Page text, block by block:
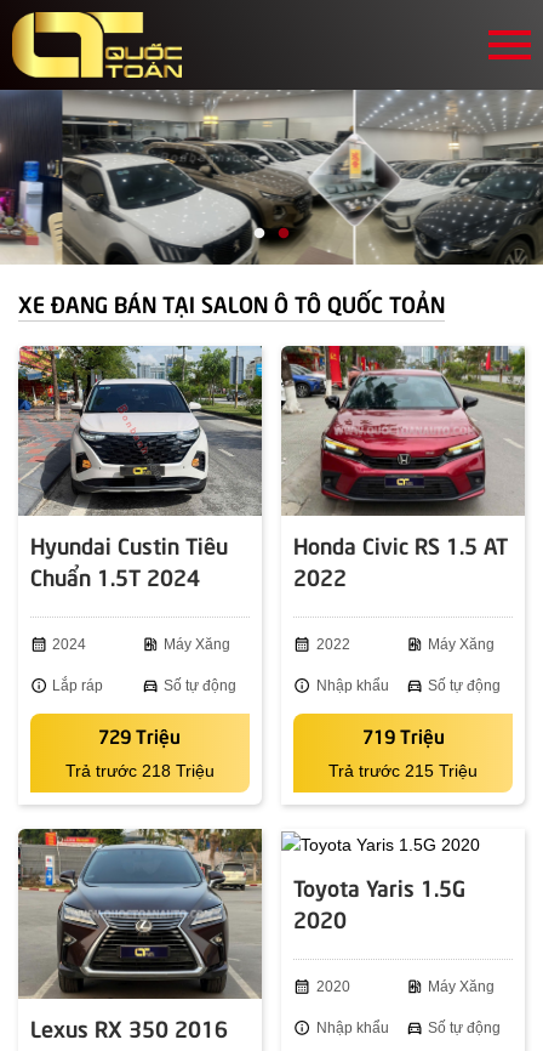
XE ĐANG BÁN TẠI SALON Ô TÔ QUỐC TOẢN
Hyundai Custin Tiêu
Chuẩn 1.5T 2024
calendar_month 2024 ev_station Máy Xăng
info Lắp ráp directions_car Số tự động
729 Triệu
Trả trước 218 Triệu
Honda Civic RS 1.5 AT
2022
calendar_month 2022 ev_station Máy Xăng
info Nhập khẩu directions_car Số tự động
719 Triệu
Trả trước 215 Triệu
Lexus RX 350 2016
Toyota Yaris 1.5G
2020
calendar_month 2020 ev_station Máy Xăng
info Nhập khẩu directions_car Số tự động